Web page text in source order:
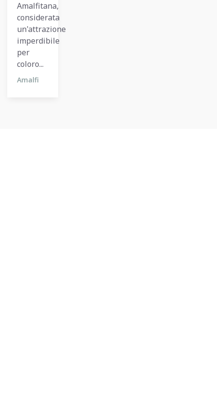
Amalfitana,
considerata
un'attrazione
imperdibile
per
coloro...
Amalfi